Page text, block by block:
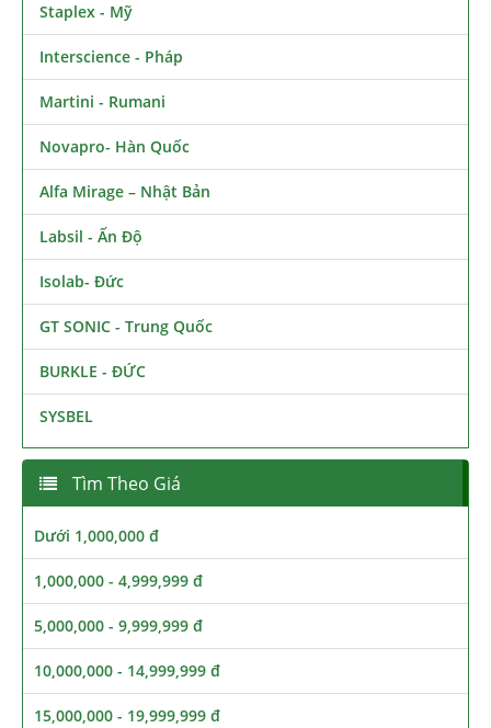
Staplex - Mỹ
Interscience - Pháp
Martini - Rumani
Novapro- Hàn Quốc
Alfa Mirage – Nhật Bản
Labsil - Ấn Độ
Isolab- Đức
GT SONIC - Trung Quốc
BURKLE - ĐỨC
SYSBEL
Tìm Theo Giá
Dưới 1,000,000 đ
1,000,000 - 4,999,999 đ
5,000,000 - 9,999,999 đ
10,000,000 - 14,999,999 đ
15,000,000 - 19,999,999 đ